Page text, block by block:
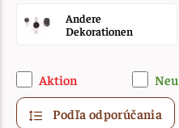
Andere
Dekorationen
Aktion Neu
Podľa odporúčania